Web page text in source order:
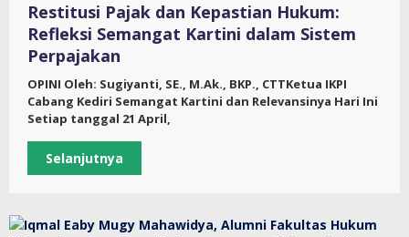
Restitusi Pajak dan Kepastian Hukum:
Refleksi Semangat Kartini dalam Sistem
Perpajakan
OPINI Oleh: Sugiyanti, SE., M.Ak., BKP., CTTKetua IKPI
Cabang Kediri Semangat Kartini dan Relevansinya Hari Ini
Setiap tanggal 21 April,
Selanjutnya